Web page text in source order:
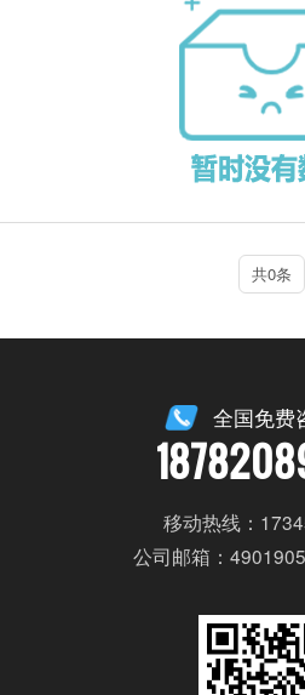
共0条
全国免费
移动热线：
公司邮箱：